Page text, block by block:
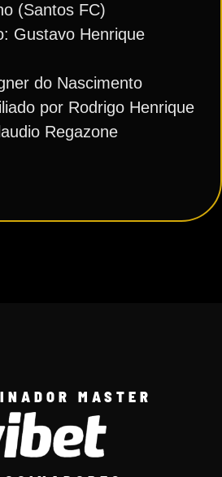
(Santos FC)
Gustavo Henrique
do Nascimento
por Rodrigo Henrique
Regazone
MASTER